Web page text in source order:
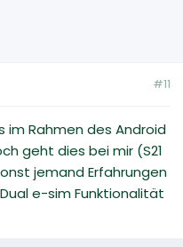
#11
im Rahmen des Android
geht dies bei mir (S21
jemand Erfahrungen
e-sim Funktionalität